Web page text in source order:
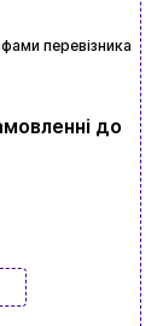
перевізника
до